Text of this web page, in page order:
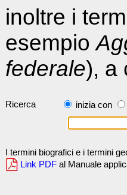
inoltre i
esempio
federale), a
Ricerca inizia con
I termini biografici e i termini
Link PDF al Manuale